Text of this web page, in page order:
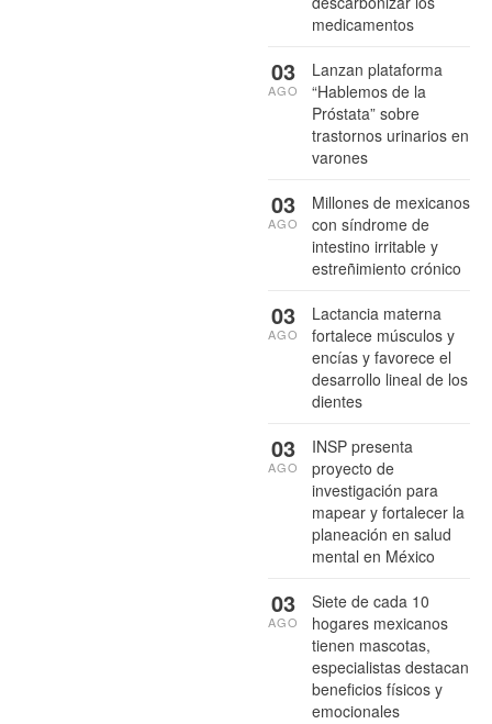
medicamentos
Lanzan plataforma
“Hablemos de la
Próstata” sobre
trastornos urinarios en
varones
03
AGO
Millones de mexicanos
con síndrome de
intestino irritable y
estreñimiento crónico
03
AGO
Lactancia materna
fortalece músculos y
encías y favorece el
desarrollo lineal de los
dientes
03
AGO
INSP presenta
proyecto de
investigación para
mapear y fortalecer la
planeación en salud
mental en México
03
AGO
Siete de cada 10
hogares mexicanos
tienen mascotas,
especialistas destacan
beneficios físicos y
emocionales
03
AGO